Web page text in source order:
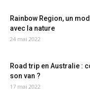
Rainbow Region, un
avec la nature
24 mai 2022
Road trip en Australie :
son van ?
17 mai 2022